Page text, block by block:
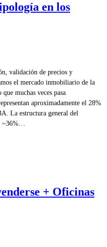
en los
validación de precios y
el mercado inmobiliario de la
muchas veces pasa
aproximadamente el 28%
La estructura general del
~36%…
+ Oficinas